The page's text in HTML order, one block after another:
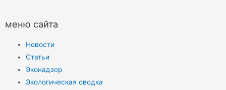
меню сайта
Новости
Статьи
Эконадзор
Экологическая сводка